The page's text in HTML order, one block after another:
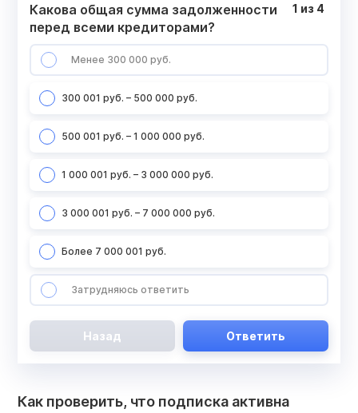
Какова общая сумма задолженности
перед всеми кредиторами?
Менее 300 000 руб.
300 001 руб. – 500 000 руб.
500 001 руб. – 1 000 000 руб.
1 000 001 руб. – 3 000 000 руб.
3 000 001 руб. – 7 000 000 руб.
Более 7 000 001 руб.
Затрудняюсь ответить
1 из 4
Назад Ответить
Как проверить, что подписка активна